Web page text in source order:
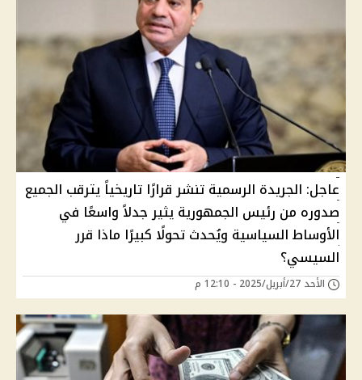
عاجل: الجريدة الرسمية تنشر قرارًا تاريخياً يترقب الجميع
صدوره من رئيس الجمهورية يثير جدلاً واسعًا في
الأوساط السياسية ويُحدث تحولًا كبيرًا ماذا قرر
السيسي؟
الأحد 27/أبريل/2025 - 12:10 م